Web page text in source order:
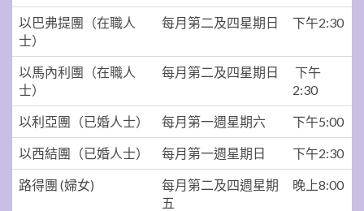
以巴弗提團（在職人
士）
每月第二及四星期日 下午2:30
以馬內利團（在職人
士）
每月第二及四星期日
下午
2:30
以利亞團（已婚人士） 每月第一週星期六 下午5:00
以西結團（已婚人士） 每月第一週星期日 下午2:30
路得團 (婦女)
每月第二及四週星期
五
晚上8:00